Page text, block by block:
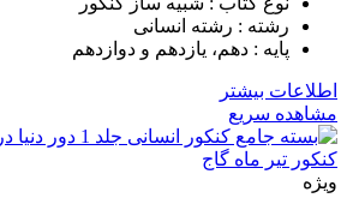
رشته : رشته انسانی
پایه : دهم، یازدهم و دوازدهم
اطلاعات بیشتر
مشاهده سریع
ویژه